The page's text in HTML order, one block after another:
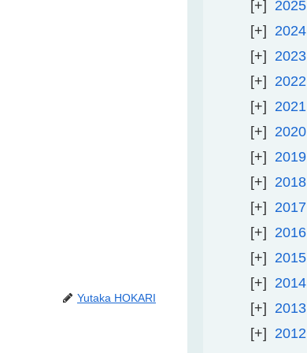
Yutaka HOKARI
2025
2024
2023
2022
2021
2020
2019
2018
2017
2016
2015
2014
2013
2012